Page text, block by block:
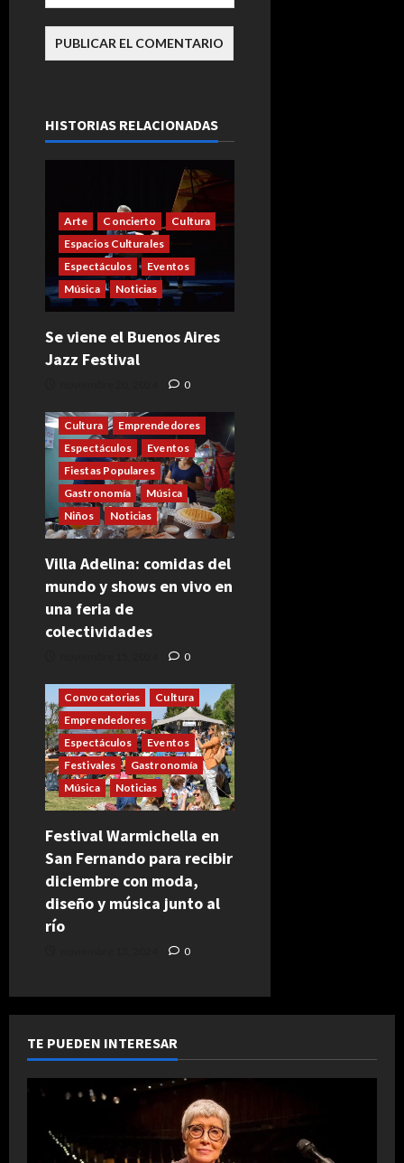
HISTORIAS RELACIONADAS
Arte Concierto
Cultura
Espacios Culturales
Espectáculos
Eventos
Música
Noticias
Se viene el Buenos Aires
Jazz Festival
0
Cultura
Emprendedores
Espectáculos
Eventos
Fiestas Populares
Gastronomía
Música
Niños
Noticias
Villa Adelina: comidas del
mundo y shows en vivo en
una feria de
colectividades
0
Convocatorias
Cultura
Emprendedores
Espectáculos
Eventos
Festivales
Gastronomía
Música
Noticias
Festival Warmichella en
San Fernando para recibir
diciembre con moda,
diseño y música junto al
río
0
TE PUEDEN INTERESAR